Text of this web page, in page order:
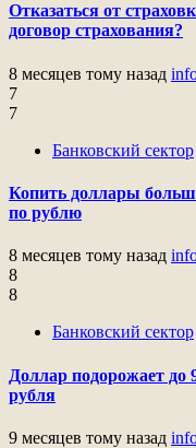
Отказаться от
договор страхования?
8 месяцев тому назад
7
7
Банковский сектор
Копить доллары
по рублю
8 месяцев тому назад
8
8
Банковский сектор
Доллар подорожает до
рубля
9 месяцев тому назад